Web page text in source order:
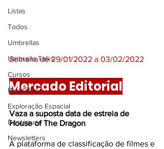
Listas
Todos
Umbrellas
Umbrella Talks
Cursos
Biografias
Exploração Espacial
Destaques 1
Newsletters
Semana de 29/01/2022 a 03/02/2022
Mercado Editorial
Vaza a suposta data de estreia de
House of The Dragon
A plataforma de classificação de filmes e